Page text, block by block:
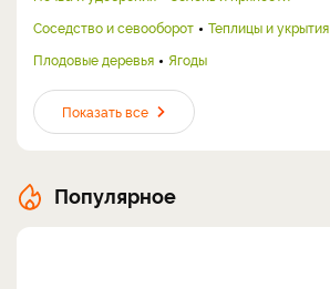
Соседство и севооборот
Теплицы и укрытия
Плодовые деревья
Ягоды
Показать все
Популярное